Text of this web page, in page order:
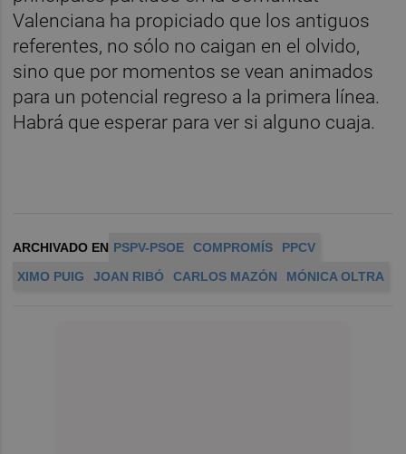
Valenciana ha propiciado que los antiguos
referentes, no sólo no caigan en el olvido,
sino que por momentos se vean animados
para un potencial regreso a la primera línea.
Habrá que esperar para ver si alguno cuaja.
ARCHIVADO EN PSPV-PSOE COMPROMÍS
PPCV
XIMO PUIG
JOAN RIBÓ CARLOS MAZÓN MÓNICA OLTRA